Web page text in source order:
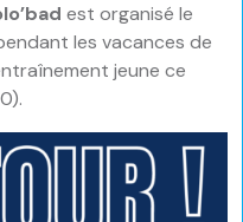
est organisé le
les vacances de
jeune ce